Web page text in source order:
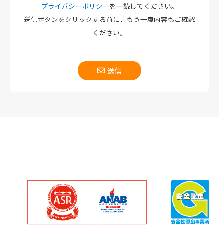
プライバシーポリシーを一読してください。
送信ボタンをクリックする前に、もう一度内容もご確認
ください。
送信